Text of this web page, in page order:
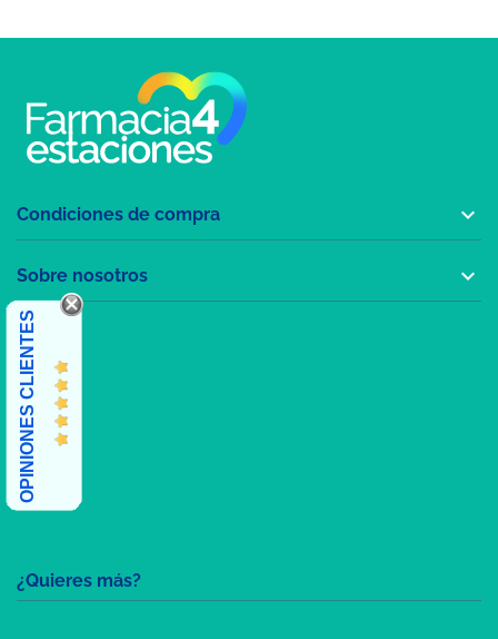
¿Quieres más?
Condiciones de compra 
Sobre nosotros 
OPINIONES CLIENTES